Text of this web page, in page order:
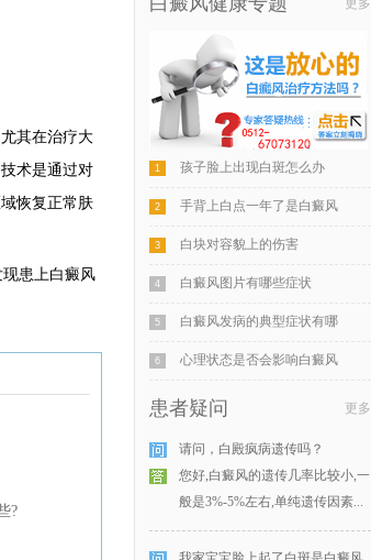
其在治疗大
术是通过对
恢复正常肤
患上白癜风
?
更多
1 孩子脸上出现白斑怎么办
2 手背上白点一年了是白癜风
3 白块对容貌上的伤害
4 白癜风图片有哪些症状
5 白癜风发病的典型症状有哪
6 心理状态是否会影响白癜风
患者疑问 更多
请问，白殿疯病遗传吗？
您好,白癜风的遗传几率比较小,一
般是3%-5%左右,单纯遗传因素...